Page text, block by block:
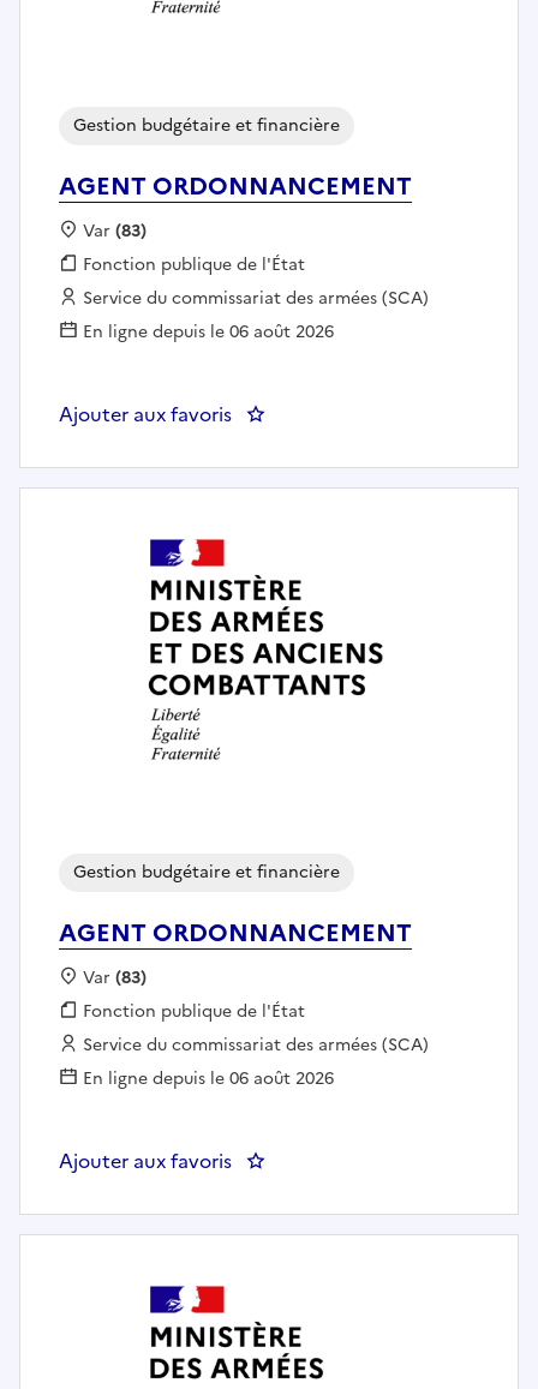
AGENT ORDONNANCEMENT
Gestion budgétaire et financière
Localisation :
Var (83)
Fonction publique :
Fonction publique de l'État
Employeur :
Service du commissariat des armées (SCA)
En ligne depuis le 06 août 2026
Ajouter aux favoris : AGENT ORDONNANCEMENT
AGENT ORDONNANCEMENT
Gestion budgétaire et financière
Localisation :
Var (83)
Fonction publique :
Fonction publique de l'État
Employeur :
Service du commissariat des armées (SCA)
En ligne depuis le 06 août 2026
Ajouter aux favoris : AGENT ORDONNANCEMENT